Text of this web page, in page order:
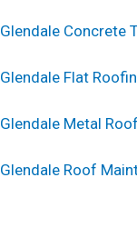
Glendale Concrete
Glendale Flat
Glendale Metal
Glendale Roof